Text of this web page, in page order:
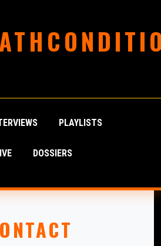
PLAYLISTS
DOSSIERS